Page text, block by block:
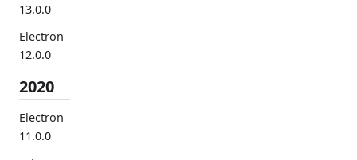
13.0.0
Electron
12.0.0
2020
Electron
11.0.0